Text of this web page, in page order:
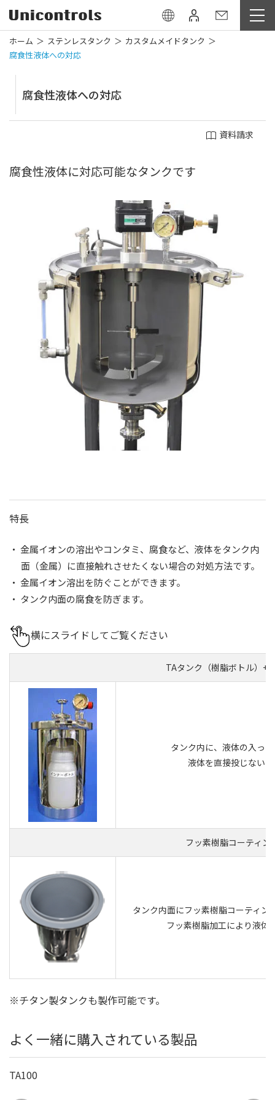
ホーム ステンレスタンク
カスタムメイドタンク
腐食性液体への対応
腐食性液体への対応
資料請求
腐食性液体に対応可能なタンクです
特長
・ 金属イオンの溶出やコンタミ、腐食など、液体をタンク内
面（金属）に直接触れさせたくない場合の対処方法です。
・ 金属イオン溶出を防ぐことができます。
・ タンク内面の腐食を防ぎます。
横にスライドしてご覧ください
TAタンク（樹脂ボトル）+
タンク内に、液体の入っ
液体を直接投じない
フッ素樹脂コーティ
タンク内面にフッ素樹脂コーティン
フッ素樹脂加工により液体
※チタン製タンクも製作可能です。
よく一緒に購入されている製品
TA100